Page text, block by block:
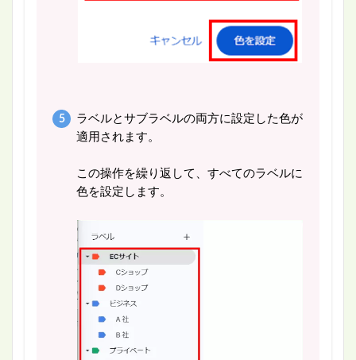
ラベルとサブラベルの両方に設定した色が
適用されます。
この操作を繰り返して、すべてのラベルに
色を設定します。